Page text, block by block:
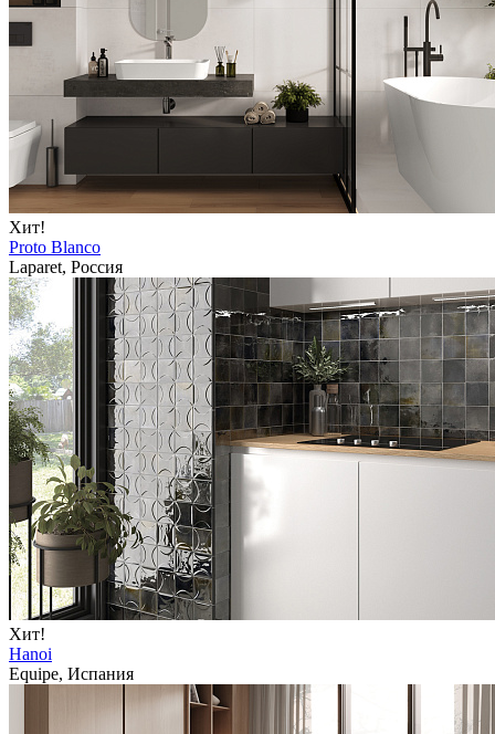
Хит!
Proto Blanco
Laparet, Россия
Хит!
Hanoi
Equipe, Испания